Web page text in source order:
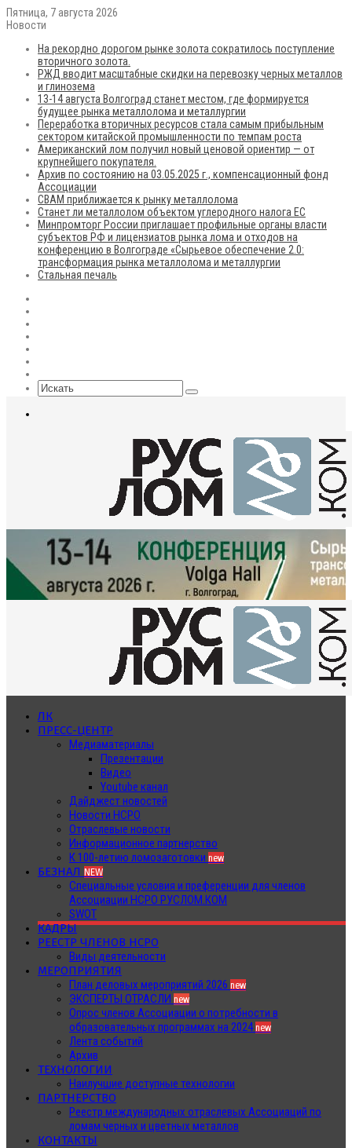
Пятница, 7 августа 2026
Новости
На рекордно дорогом рынке золота сократилось поступление
вторичного золота.
РЖД вводит масштабные скидки на перевозку черных металлов
и глинозема
13-14 августа Волгоград станет местом, где формируется
будущее рынка металлолома и металлургии
Переработка вторичных ресурсов стала самым прибыльным
сектором китайской промышленности по темпам роста
Американский лом получил новый ценовой ориентир — от
крупнейшего покупателя.
Архив по состоянию на 03.05.2025 г., компенсационный фонд
Ассоциации
CBAM приближается к рынку металлолома
Станет ли металлолом объектом углеродного налога ЕС
Минпромторг России приглашает профильные органы власти
субъектов РФ и лицензиатов рынка лома и отходов на
конференцию в Волгограде «Сырьевое обеспечение 2.0:
трансформация рынка металлолома и металлургии
Стальная печаль
Искать
ЛК
ПРЕСС-ЦЕНТР
Медиаматериалы
Презентации
Видео
Youtube канал
Дайджест новостей
Новости НСРО
Отраслевые новости
Информационное партнерство
К 100-летию ломозаготовки new
БЕЗНАЛ NEW
Специальные условия и преференции для членов
Ассоциации НСРО РУСЛОМ.КОМ
SWOT
КАДРЫ
РЕЕСТР ЧЛЕНОВ НСРО
Виды деятельности
МЕРОПРИЯТИЯ
План деловых мероприятий 2026 new
ЭКСПЕРТЫ ОТРАСЛИ new
Опрос членов Ассоциации о потребности в
образовательных программах на 2024new
Лента событий
Архив
ТЕХНОЛОГИИ
Наилучшие доступные технологии
ПАРТНЕРСТВО
Реестр международных отраслевых Ассоциаций по
ломам черных и цветных металлов
КОНТАКТЫ